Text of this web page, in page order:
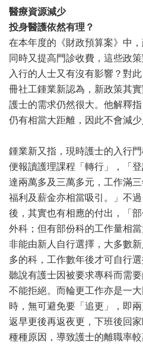
醫療資源減少
投身醫護依然有理？
在本年度的《財政預算案》中
同時又提高門診收費，這些政
入行的人士又有沒有影響？對
冊社工鍾業新認為，新政策其
護士的需求仍然很大。他解釋
仍有相當大距離，因此不會減少
鍾業新又指，現時護士的入行
便報讀護理課程「轉行」，「
達兩萬多及三萬多元，工作滿
福利及薪金亦相當吸引。」不
後，其實也有相應的付出，「
外科；但有部份科的工作量相
非能由新人自行選擇，大多數
多的科，工作數年後才可自行
聽說有護士因被要求專科而需
不能拒絕。而輪更工作亦是一
時，無可避免要「追更」，即
返早更後再返夜更，下班後回
種種原因，導致護士的離職率較